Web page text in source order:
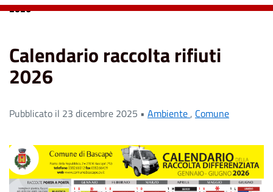
2026
Calendario raccolta rifiuti
2026
Pubblicato il 23 dicembre 2025 • Ambiente, Comune